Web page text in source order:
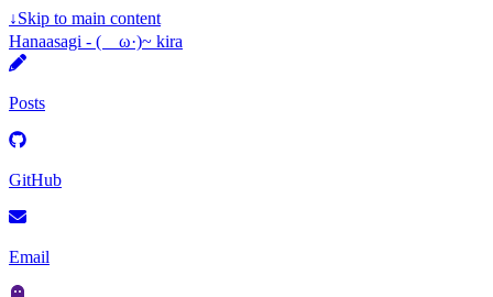
↓Skip to main content
Hanaasagi - (ゝω·)~ kira
Posts
GitHub
Email